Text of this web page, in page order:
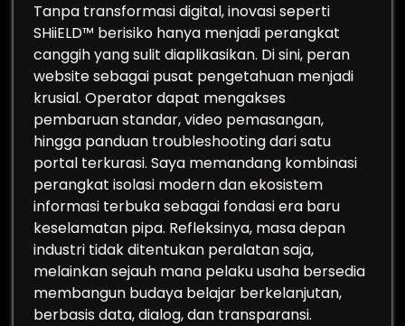
Tanpa transformasi digital, inovasi seperti
SHiiELD™ berisiko hanya menjadi perangkat
canggih yang sulit diaplikasikan. Di sini, peran
website sebagai pusat pengetahuan menjadi
krusial. Operator dapat mengakses
pembaruan standar, video pemasangan,
hingga panduan troubleshooting dari satu
portal terkurasi. Saya memandang kombinasi
perangkat isolasi modern dan ekosistem
informasi terbuka sebagai fondasi era baru
keselamatan pipa. Refleksinya, masa depan
industri tidak ditentukan peralatan saja,
melainkan sejauh mana pelaku usaha bersedia
membangun budaya belajar berkelanjutan,
berbasis data, dialog, dan transparansi.